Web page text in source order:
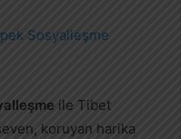
Sosyalleşme
ile Tibet
koruyan harika